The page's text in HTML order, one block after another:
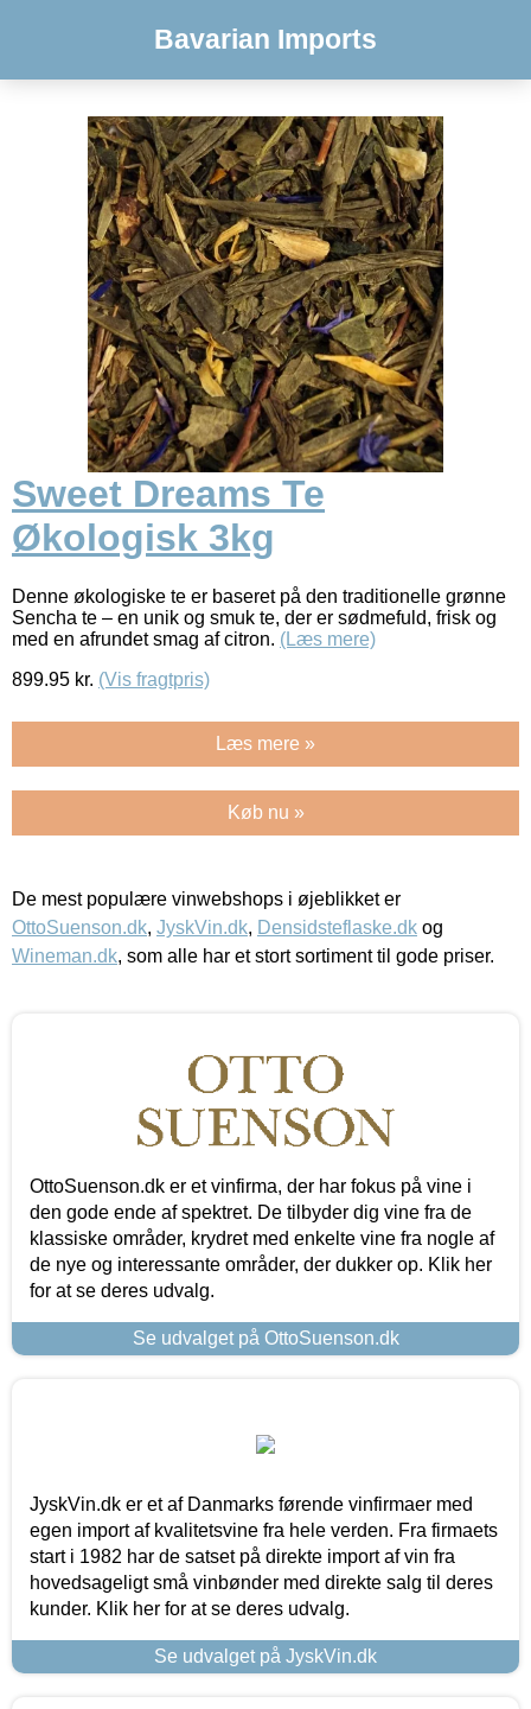
Bavarian Imports
Sweet Dreams Te
Økologisk 3kg
Denne økologiske te er baseret på den traditionelle grønne
Sencha te – en unik og smuk te, der er sødmefuld, frisk og
med en afrundet smag af citron. (Læs mere)
899.95 kr. (Vis fragtpris)
Læs mere »
Køb nu »
De mest populære vinwebshops i øjeblikket er
OttoSuenson.dk, JyskVin.dk, Densidsteflaske.dk og
Wineman.dk, som alle har et stort sortiment til gode priser.
OttoSuenson.dk er et vinfirma, der har fokus på vine i
den gode ende af spektret. De tilbyder dig vine fra de
klassiske områder, krydret med enkelte vine fra nogle af
de nye og interessante områder, der dukker op. Klik her
for at se deres udvalg.
Se udvalget på OttoSuenson.dk
JyskVin.dk er et af Danmarks førende vinfirmaer med
egen import af kvalitetsvine fra hele verden. Fra firmaets
start i 1982 har de satset på direkte import af vin fra
hovedsageligt små vinbønder med direkte salg til deres
kunder. Klik her for at se deres udvalg.
Se udvalget på JyskVin.dk